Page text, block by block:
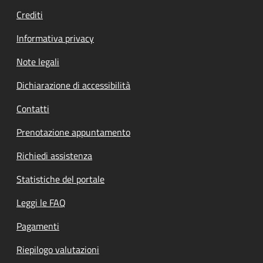
Crediti
Informativa privacy
Note legali
Dichiarazione di accessibilità
Contatti
Prenotazione appuntamento
Richiedi assistenza
Statistiche del portale
Leggi le FAQ
Pagamenti
Riepilogo valutazioni